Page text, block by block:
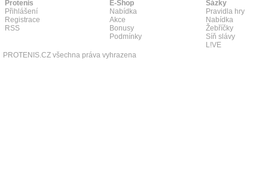
Protenis
Přihlášení
Registrace
RSS
E-Shop
Nabídka
Akce
Bonusy
Podmínky
Sázky
Pravidla hry
Nabídka
Žebříčky
Síň slávy
L!VE
PROTENIS.CZ všechna práva vyhrazena